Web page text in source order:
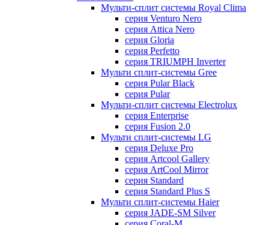
Мульти-сплит системы Royal Clima
серия Venturo Nero
серия Attica Nero
серия Gloria
серия Perfetto
серия TRIUMPH Inverter
Мульти сплит-системы Gree
серия Pular Black
серия Pular
Мульти-сплит системы Electrolux
серия Enterprise
серия Fusion 2.0
Мульти сплит-системы LG
серия Deluxe Pro
серия Artcool Gallery
серия ArtCool Mirror
серия Standard
серия Standard Plus S
Мульти сплит-системы Haier
серия JADE-SM Silver